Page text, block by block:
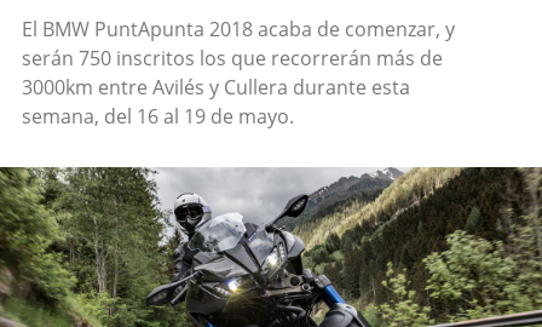
El BMW PuntApunta 2018 acaba de comenzar, y
serán 750 inscritos los que recorrerán más de
3000km entre Avilés y Cullera durante esta
semana, del 16 al 19 de mayo.